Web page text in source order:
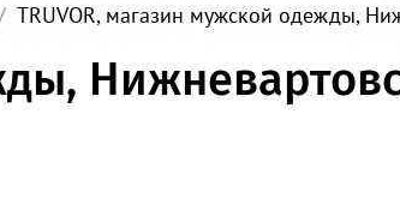
TRUVOR, магазин мужской одежды,